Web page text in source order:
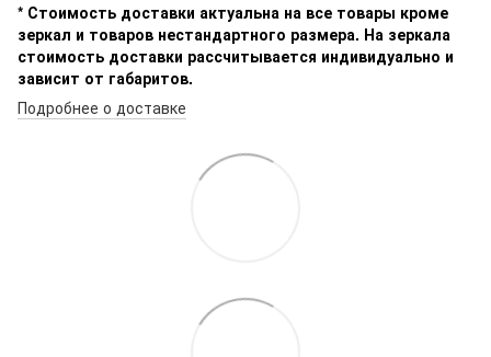
* Стоимость доставки актуальна на все товары кроме
зеркал и товаров нестандартного размера. На зеркала
стоимость доставки рассчитывается индивидуально и
зависит от габаритов.
Подробнее о доставке